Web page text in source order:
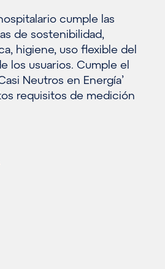
cumple las
de sostenibilidad,
higiene, uso flexible del
los usuarios. Cumple el
Neutros en Energía’
requisitos de medición